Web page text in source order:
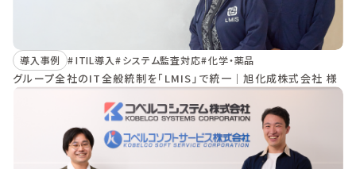
導入事例 ITIL導入 システム監査対応 化学・薬品
グループ全社のIT全般統制を「LMIS」で統一｜旭化成株式会社 様